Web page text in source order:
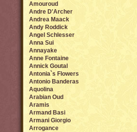
Amouroud
Andre D'Archer
Andrea Maack
Andy Roddick
Angel Sсhlesser
Anna Sui
Annayake
Anne Fontaine
Annick Goutal
Antonia`s Flowers
Antonio Banderas
Aquolina
Arabian Oud
Aramis
Armand Basi
Armani Giorgio
Arrogance